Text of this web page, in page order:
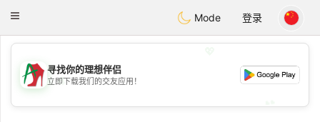
AmamiOra
Toggle
Mode 登录
💖
💕
寻找你的理想伴侣
立即下载我们的交友应用！